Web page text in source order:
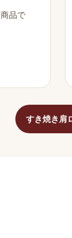
品で
すき焼き肩